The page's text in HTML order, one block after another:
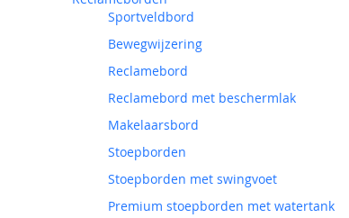
Sportveldbord
Bewegwijzering
Reclamebord
Reclamebord met beschermlak
Makelaarsbord
Stoepborden
Stoepborden met swingvoet
Premium stoepborden met watertank